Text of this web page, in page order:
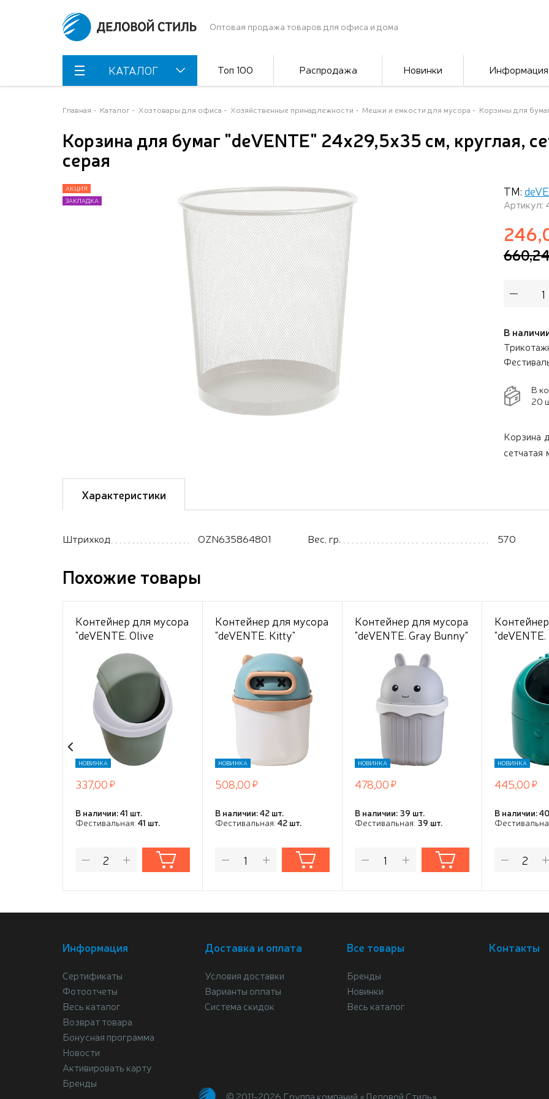
Оптовая продажа товаров для офиса и дома
КАТАЛОГ Топ 100 Распродажа Новинки Информация
Главная Каталог Хозтовары для офиса Хозяйственные принадлежности Мешки и емкости для мусора Корзины для
Корзина для бумаг "deVENTE" 24x29,5x35 см, круглая,
серая
АКЦИЯ
ЗАКЛАДКА
АКЦИЯ
ЗАКЛАДКА
ТМ:
Артикул:
В
В
20
Корзина
сетчатая
Характеристики
Штрихкод OZN635864801 Вес, гр. 570
Похожие товары
Контейнер для мусора
"deVENTE. Olive
пластиковый 13x13x18
см, с крышкой в форме
ведерка, оливковый, в
картонной коробке
НОВИНКА
337,00
В наличии: 41 шт.
Фестивальная: 41 шт.
Контейнер для мусора
"deVENTE. Kitty"
пластиковый 14x14x21
см, с крышкой,
овальной формы,
розово-бело-голубой,
в картонной коробке
НОВИНКА
508,00
В наличии: 42 шт.
Фестивальная: 42 шт.
Контейнер для мусора
"deVENTE. Gray Bunny"
пластиковый 15x15x21
см, с крышкой в форме
головы зайца, серый, в
картонной коробке
НОВИНКА
478,00
В наличии: 39 шт.
Фестивальная: 39 шт.
"deVENTE.
см, с
формы,
НОВИНКА
445,00
В наличии:
Информация
Сертификаты
Фотоотчеты
Весь каталог
Возврат товара
Бонусная программа
Новости
Активировать карту
Бренды
Доставка и оплата
Условия доставки
Варианты оплаты
Система скидок
Все товары
Бренды
Новинки
Весь каталог
Контакты
© 2011-2026 Группа компаний «Деловой Стиль»